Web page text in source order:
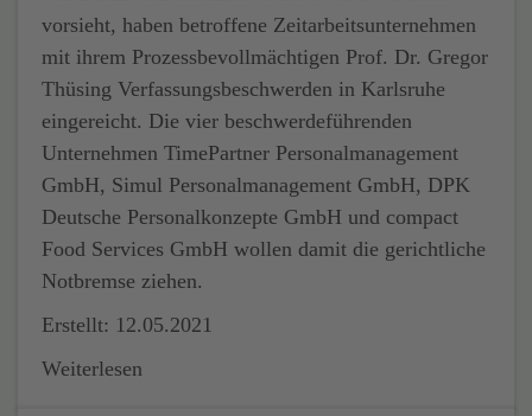
vorsieht, haben betroffene Zeitarbeitsunternehmen
mit ihrem Prozessbevollmächtigen Prof. Dr. Gregor
Thüsing Verfassungsbeschwerden in Karlsruhe
eingereicht. Die vier beschwerdeführenden
Unternehmen TimePartner Personalmanagement
GmbH, Simul Personalmanagement GmbH, DPK
Deutsche Personalkonzepte GmbH und compact
Food Services GmbH wollen damit die gerichtliche
Notbremse ziehen.
Erstellt: 12.05.2021
Weiterlesen